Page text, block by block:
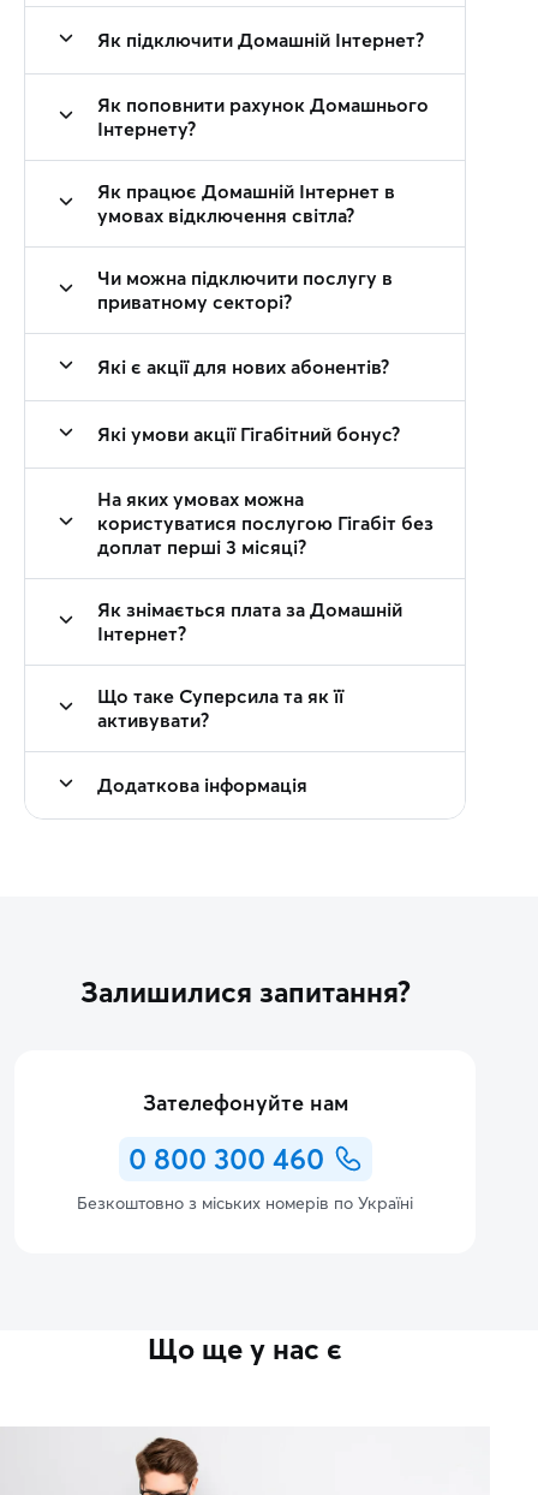
Як підключити Домашній Інтернет?
Як поповнити рахунок Домашнього
Інтернету?
Як працює Домашній Інтернет в
умовах відключення світла?
Чи можна підключити послугу в
приватному секторі?
Які є акції для нових абонентів?
Які умови акції Гігабітний бонус?
На яких умовах можна
користуватися послугою Гігабіт без
доплат перші 3 місяці?
Як знімається плата за Домашній
Інтернет?
Що таке Суперсила та як її
активувати?
Додаткова інформація
Залишилися запитання?
Зателефонуйте нам
0 800 300 460
Безкоштовно з міських номерів по Україні
Що ще у нас є